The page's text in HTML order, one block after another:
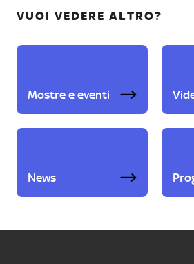
VUOI VEDERE ALTRO?
Mostre e eventi
News